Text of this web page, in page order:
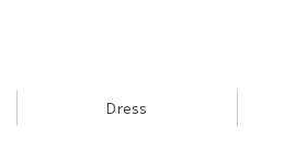
Dress